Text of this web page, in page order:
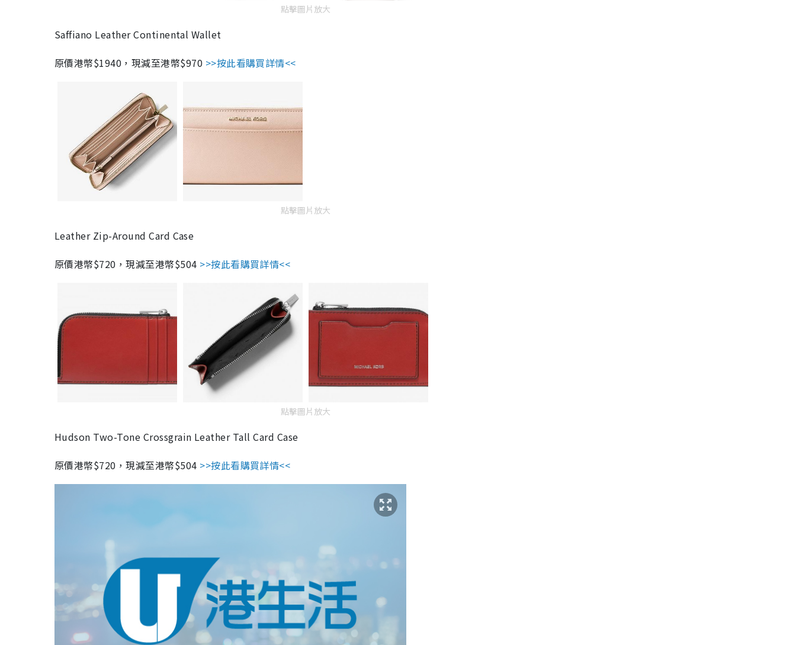
點擊圖片放大
Saffiano Leather Continental Wallet
原價港幣$1940，現減至港幣$970 >>按此看購買詳情<<
點擊圖片放大
Leather Zip-Around Card Case
原價港幣$720，現減至港幣$504 >>按此看購買詳情<<
點擊圖片放大
Hudson Two-Tone Crossgrain Leather Tall Card Case
原價港幣$720，現減至港幣$504 >>按此看購買詳情<<